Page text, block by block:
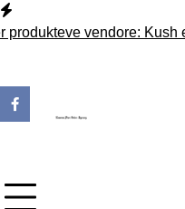
Skip
to
vendore: Kush e